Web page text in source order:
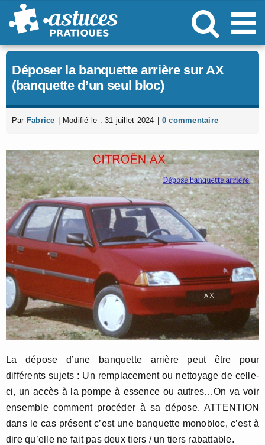
Passer
au
Déposer la banquette arrière sur AX
(banquette d’un seul bloc)
Par Fabrice Modifié le : 31 juillet 2024 0 commentaire
La dépose d’une banquette arrière peut être pour
différents sujets : Un remplacement ou nettoyage de celle-
ci, un accès à la pompe à essence ou autres…On va voir
ensemble comment procéder à sa dépose. ATTENTION
dans le cas présent c’est une banquette monobloc, c’est à
dire qu’elle ne fait pas deux tiers / un tiers rabattable.